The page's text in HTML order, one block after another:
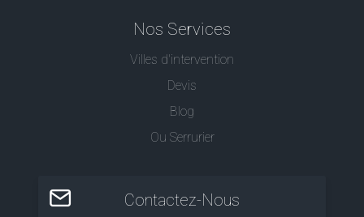
Nos Services
Villes d'intervention
Devis
Blog
Ou Serrurier
Contactez-Nous